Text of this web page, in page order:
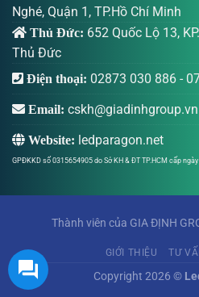
Nghé, Quận 1, TP.Hồ Chí Minh
Thủ Đức: 652 Quốc Lộ 13,
Thủ Đức
Điện thoại: 02873 030 886 -
Email: cskh@giadinhgroup.vn
Website: ledparagon.net
GPĐKKD số 0315654905 do Sở KH & ĐT TP.HCM cấp
Thành viên của GIA ĐỊNH
GIỚI THIỆU TƯ
Copyright 2026 ©